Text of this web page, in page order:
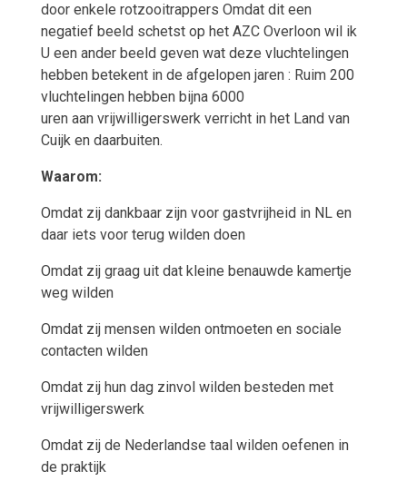
door enkele rotzooitrappers Omdat dit een
negatief beeld schetst op het AZC Overloon wil ik
U een ander beeld geven wat deze vluchtelingen
hebben betekent in de afgelopen jaren : Ruim 200
vluchtelingen hebben bijna 6000
uren aan vrijwilligerswerk verricht in het Land van
Cuijk en daarbuiten.
Waarom:
Omdat zij dankbaar zijn voor gastvrijheid in NL en
daar iets voor terug wilden doen
Omdat zij graag uit dat kleine benauwde kamertje
weg wilden
Omdat zij mensen wilden ontmoeten en sociale
contacten wilden
Omdat zij hun dag zinvol wilden besteden met
vrijwilligerswerk
Omdat zij de Nederlandse taal wilden oefenen in
de praktijk